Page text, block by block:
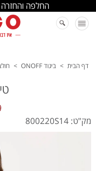
החלפה
דף הבית > ביגוד ONOFF >
מק"ט: 800220S14